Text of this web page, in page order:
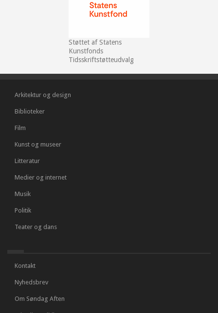
Støttet af Statens
Kunstfonds
Tidsskriftstøtteudvalg
Arkitektur og design
Biblioteker
Film
Kunst og museer
Litteratur
Medier og internet
Musik
Politik
Teater og dans
Kontakt
Nyhedsbrev
Om Søndag Aften